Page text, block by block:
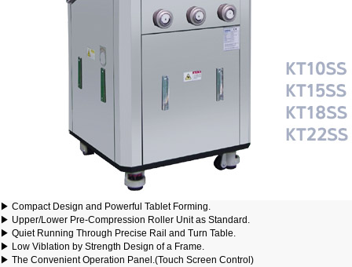
▶ Compact Design and Powerful Tablet Forming.
▶ Upper/Lower Pre-Compression Roller Unit as Standard.
▶ Quiet Running Through Precise Rail and Turn Table.
▶ Low Viblation by Strength Design of a Frame.
▶ The Convenient Operation Panel.(Touch Screen Control)